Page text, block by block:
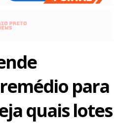
para
quais lotes